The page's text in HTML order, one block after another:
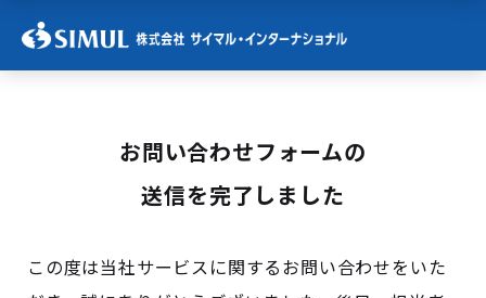
お問い合わせフォームの
送信を完了しました
この度は当社サービスに関するお問い合わせをいた